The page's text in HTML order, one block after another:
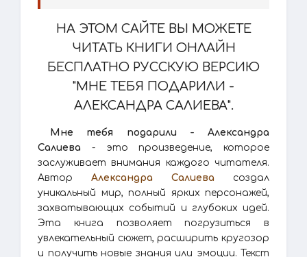
НА ЭТОМ САЙТЕ ВЫ МОЖЕТЕ
ЧИТАТЬ КНИГИ ОНЛАЙН
БЕСПЛАТНО РУССКУЮ ВЕРСИЮ
"МНЕ ТЕБЯ ПОДАРИЛИ -
АЛЕКСАНДРА САЛИЕВА".
Мне тебя подарили - Александра
Салиева - это произведение, которое
заслуживает внимания каждого читателя.
Автор Александра Салиева создал
уникальный мир, полный ярких персонажей,
захватывающих событий и глубоких идей.
Эта книга позволяет погрузиться в
увлекательный сюжет, расширить кругозор
и получить новые знания или эмоции. Текст